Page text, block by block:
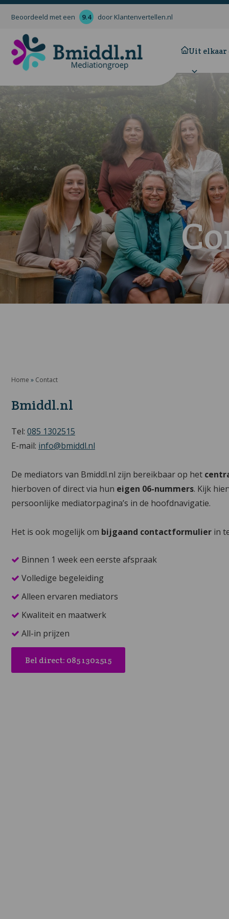
Beoordeeld met een 9.4 door Klantenvertellen.nl
Uit elkaar
Home » Contact
Bmiddl.nl
Tel: 085 1302515
E-mail: info@bmiddl.nl
De mediators van Bmiddl.nl zijn bereikbaar op het
hierboven of direct via hun eigen 06-nummers. Kijk
persoonlijke mediatorpagina’s in de hoofdnavigatie.
Het is ook mogelijk om bijgaand contactformulier in
Binnen 1 week een eerste afspraak
Volledige begeleiding
Alleen ervaren mediators
Kwaliteit en maatwerk
All-in prijzen
Bel direct: 085 1302515